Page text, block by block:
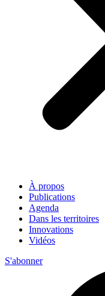
À propos
Publications
Agenda
Dans les territoires
Innovations
Vidéos
S'abonner